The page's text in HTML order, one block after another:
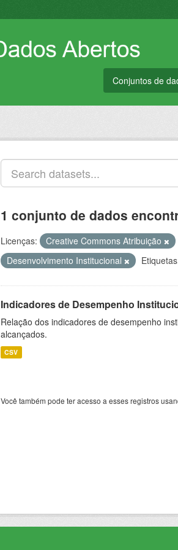
Conjuntos de
1 conjunto de dados
Licenças: Creative Commons Atribuição
Desenvolvimento Institucional
Indicadores de Desempenho
Relação dos indicadores de desempenho
alcançados.
CSV
Você também pode ter acesso a esses registros